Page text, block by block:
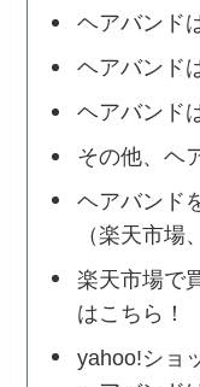
ヘアバンド
ヘアバンド
ヘアバンド
その他、ヘ
ヘアバンド
（楽天市場
楽天市場で
はこちら！
yahoo!ショ